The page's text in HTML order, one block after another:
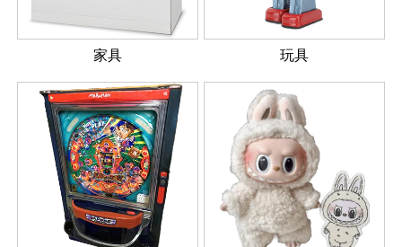
家具 玩具